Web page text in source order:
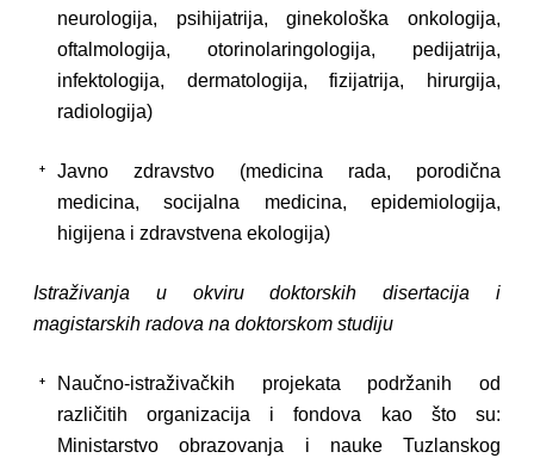
neurologija, psihijatrija, ginekološka onkologija,
oftalmologija, otorinolaringologija, pedijatrija,
infektologija, dermatologija, fizijatrija, hirurgija,
radiologija)
Javno zdravstvo (medicina rada, porodična
medicina, socijalna medicina, epidemiologija,
higijena i zdravstvena ekologija)
Istraživanja u okviru doktorskih disertacija i
magistarskih radova na doktorskom studiju
Naučno-istraživačkih projekata podržanih od
različitih organizacija i fondova kao što su:
Ministarstvo obrazovanja i nauke Tuzlanskog